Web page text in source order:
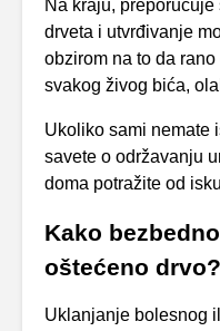
Na kraju,
drveta i utvrđivanje
obzirom na to da
svakog živog bića,
Ukoliko sami nemate
savete o održavanju
doma potražite od
Kako
oštećeno drvo?
Uklanjanje bolesnog